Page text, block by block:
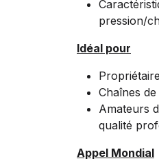
pression/
Idéal pour
Chaînes
Amateurs
qualité
Appel Mondial